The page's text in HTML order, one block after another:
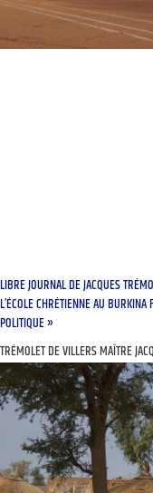
LIBRE JOURNAL DE JACQUES
L’ÉCOLE CHRÉTIENNE AU
POLITIQUE »
TRÉMOLET DE VILLERS MAÎTRE